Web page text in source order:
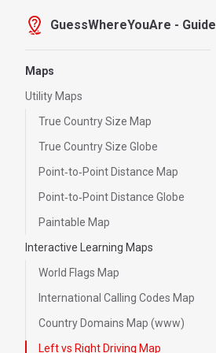
Skip to content
GuessWhereYouAre - Guide
Maps
Utility Maps
True Country Size Map
True Country Size Globe
Point‑to‑Point Distance Map
Point‑to‑Point Distance Globe
Paintable Map
Interactive Learning Maps
World Flags Map
International Calling Codes Map
Country Domains Map (www)
Left vs Right Driving Map